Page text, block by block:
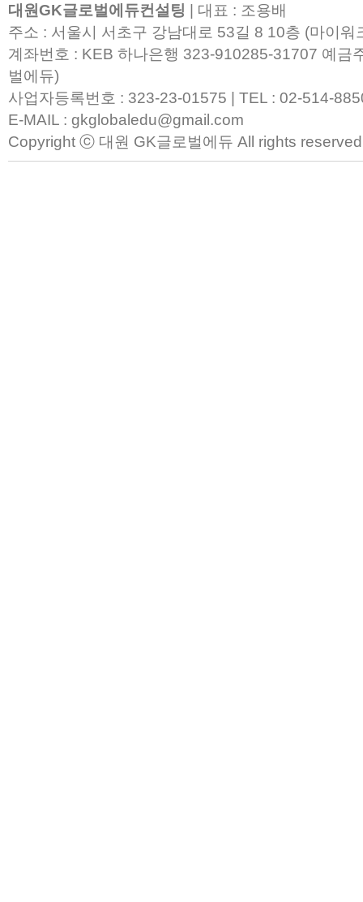
대원GK글로벌에듀컨설팅 | 대표 : 조용배
주소 : 서울시 서초구 강남대로 53길 8 10층 (마이워
계좌번호 : KEB 하나은행 323-910285-31707 예금
벌에듀)
사업자등록번호 : 323-23-01575 | TEL : 02-514-
E-MAIL : gkglobaledu@gmail.com
Copyright ⓒ 대원 GK글로벌에듀 All rights